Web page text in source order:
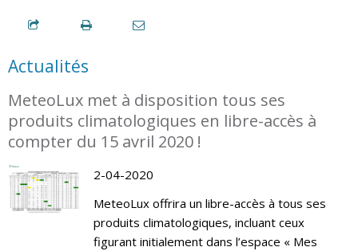
Actualités
MeteoLux met à disposition tous ses
produits climatologiques en libre-accès à
compter du 15 avril 2020 !
2-04-2020
MeteoLux offrira un libre-accès à tous ses
produits climatologiques, incluant ceux
figurant initialement dans l’espace « Mes